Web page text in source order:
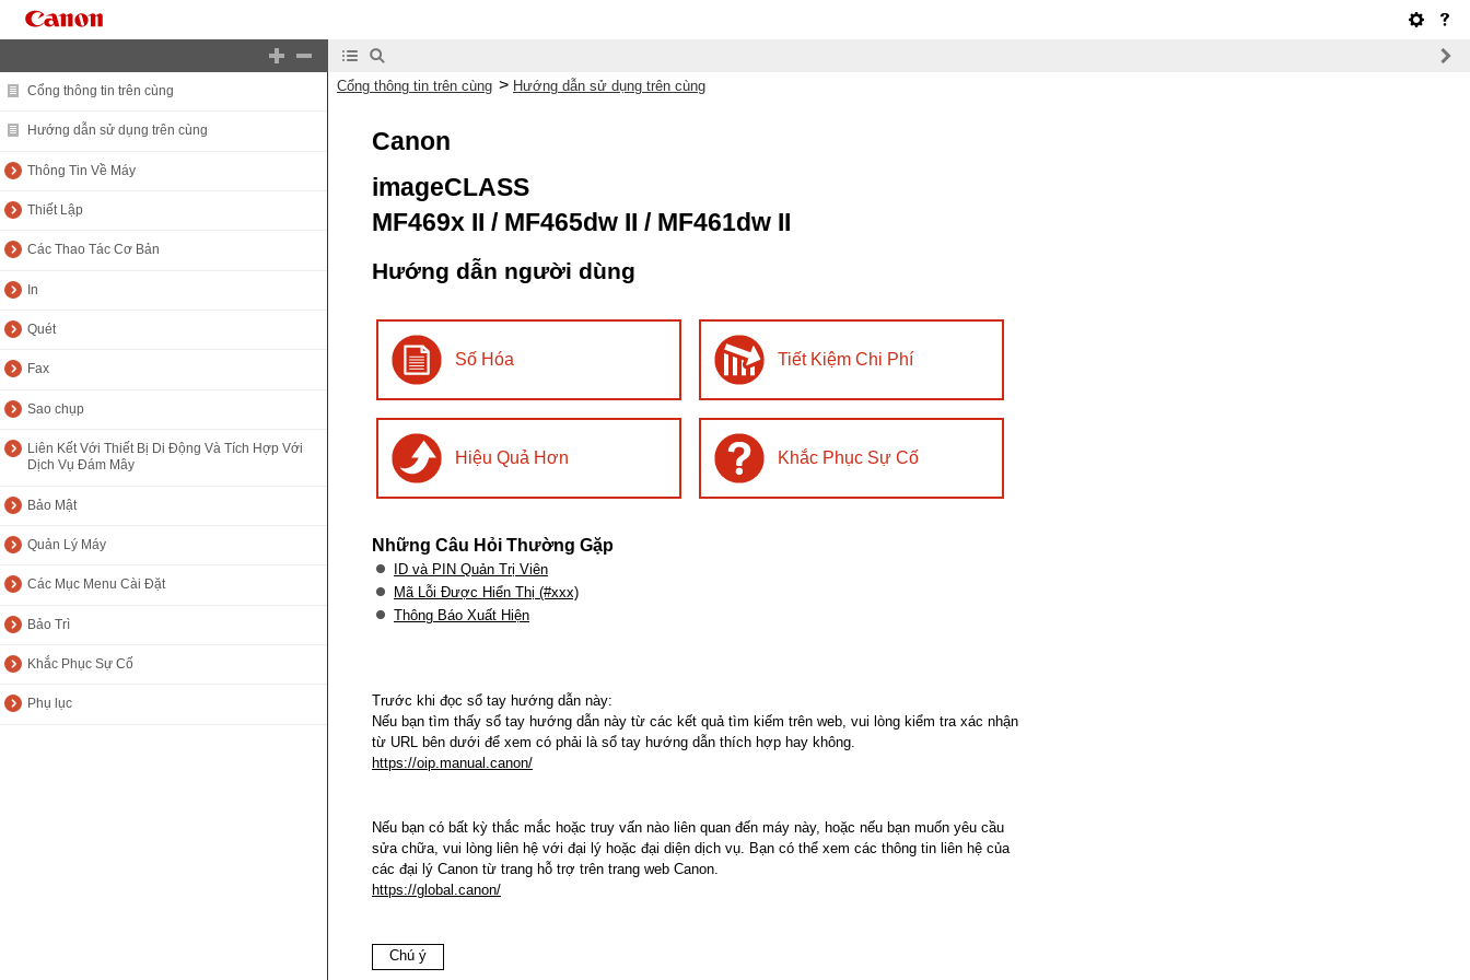
Cổng thông tin trên cùng
Hướng dẫn sử dụng trên cùng
Thông Tin Về Máy
Thiết Lập
Các Thao Tác Cơ Bản
In
Quét
Fax
Sao chụp
Liên Kết Với Thiết Bị Di Động Và Tích Hợp Với
Dịch Vụ Đám Mây
Bảo Mật
Quản Lý Máy
Các Mục Menu Cài Đặt
Bảo Trì
Khắc Phục Sự Cố
Phụ lục
Cổng thông tin trên cùng > Hướng dẫn sử dụng trên cùng
Canon
imageCLASS
MF469x II / MF465dw II / MF461dw II
Hướng dẫn người dùng
Số Hóa Tiết Kiệm Chi Phí
Hiệu Quả Hơn Khắc Phục Sự Cố
Những Câu Hỏi Thường Gặp
ID và PIN Quản Trị Viên
Mã Lỗi Được Hiển Thị (#xxx)
Thông Báo Xuất Hiện
Trước khi đọc sổ tay hướng dẫn này:
Nếu bạn tìm thấy sổ tay hướng dẫn này từ các kết quả tìm kiếm trên web, vui lòng kiểm tra xác nhận
từ URL bên dưới để xem có phải là sổ tay hướng dẫn thích hợp hay không.
https://oip.manual.canon/
Nếu bạn có bất kỳ thắc mắc hoặc truy vấn nào liên quan đến máy này, hoặc nếu bạn muốn yêu cầu
sửa chữa, vui lòng liên hệ với đại lý hoặc đại diện dịch vụ. Bạn có thể xem các thông tin liên hệ của
các đại lý Canon từ trang hỗ trợ trên trang web Canon.
https://global.canon/
Chú ý